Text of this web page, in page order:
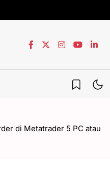
di Metatrader 5 PC atau